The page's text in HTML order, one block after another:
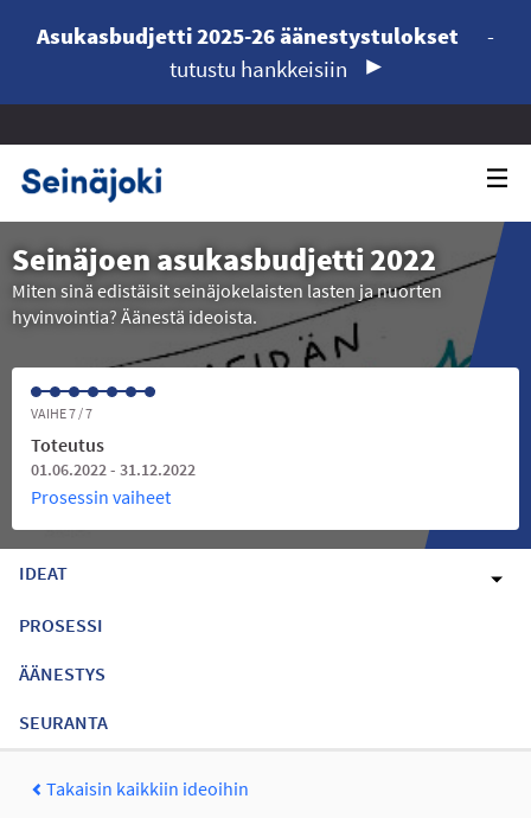
Asukasbudjetti 2025-26 äänestystulokset
-
tutustu hankkeisiin
Seinäjoen asukasbudjetti 2022
Miten sinä edistäisit seinäjokelaisten lasten ja nuorten
hyvinvointia? Äänestä ideoista.
VAIHE 7 / 7
Toteutus
01.06.2022 - 31.12.2022
Prosessin vaiheet
IDEAT
PROSESSI
ÄÄNESTYS
SEURANTA
Takaisin kaikkiin ideoihin